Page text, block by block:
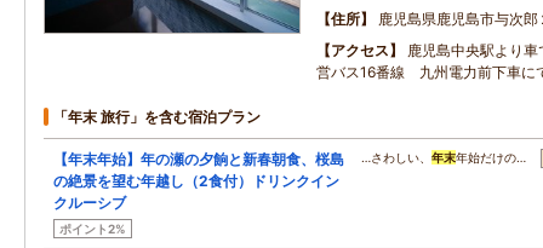
住所
鹿児島県鹿児島市与次
アクセス
鹿児島中央駅より
営バス16番線 九州電力前下車に
「年末 旅行」を含む宿泊プラン
【年末年始】年の瀬の夕餉と新春朝食、桜島
の絶景を望む年越し（2食付）ドリンクイン
クルーシブ
ポイント2%
…さわしい、 年末年始だけの…